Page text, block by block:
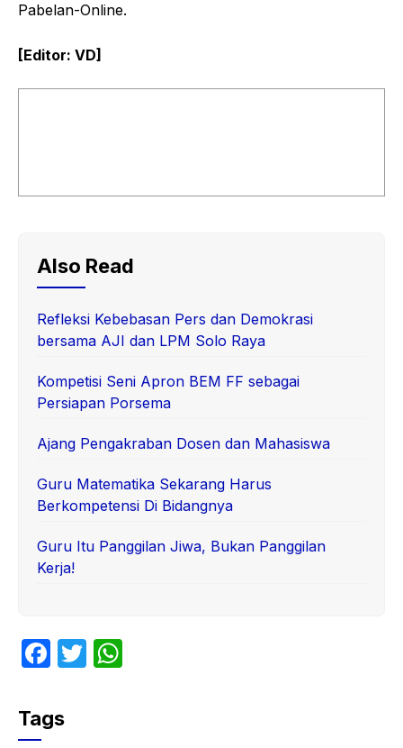
Pabelan-Online.
[Editor: VD]
Also Read
Refleksi Kebebasan Pers dan Demokrasi
bersama AJI dan LPM Solo Raya
Kompetisi Seni Apron BEM FF sebagai
Persiapan Porsema
Ajang Pengakraban Dosen dan Mahasiswa
Guru Matematika Sekarang Harus
Berkompetensi Di Bidangnya
Guru Itu Panggilan Jiwa, Bukan Panggilan
Kerja!
F
c
e
T
Tags